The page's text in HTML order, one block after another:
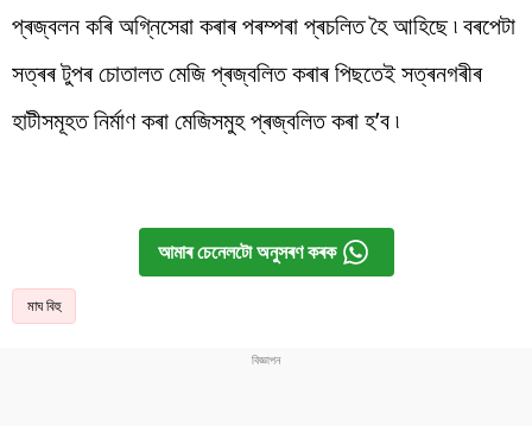
প্ৰজ্বলন কৰি অগ্নিসেৱা কৰাৰ পৰম্পৰা প্ৰচলিত হৈ আহিছে ৷ বৰপেটা
সত্ৰৰ টুপৰ চোতালত মেজি প্ৰজ্বলিত কৰাৰ পিছতেই সত্ৰনগৰীৰ
হাটীসমূহত নিৰ্মাণ কৰা মেজিসমুহ প্ৰজ্বলিত কৰা হ’ব ৷
আমাৰ চেনেলটো অনুসৰণ কৰক
মাঘ বিহু